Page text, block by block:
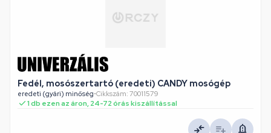
Fedél, mosószertartó (eredeti) CANDY mosógép
eredeti (gyári) minőség•Cikkszám: 70011579
1 db ezen az áron, 24-72 órás kiszállítással